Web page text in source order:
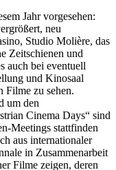
Jahr vorgesehen:
neu
Studio Molière, das
Zeitschienen und
auch bei eventuell
und Kinosaal
Filme zu sehen.
um den
Cinema Days“ sind
Meetings stattfinden
aus internationaler
in Zusammenarbeit
Filme zeigen, deren